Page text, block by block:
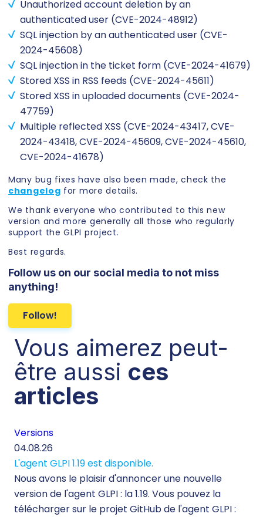
Unauthorized account deletion by an
authenticated user (CVE-2024-48912)
SQL injection by an authenticated user (CVE-
2024-45608)
SQL injection in the ticket form (CVE-2024-41679)
Stored XSS in RSS feeds (CVE-2024-45611)
Stored XSS in uploaded documents (CVE-2024-
47759)
Multiple reflected XSS (CVE-2024-43417, CVE-
2024-43418, CVE-2024-45609, CVE-2024-45610,
CVE-2024-41678)
Many bug fixes have also been made, check the
changelog for more details.
We thank everyone who contributed to this new
version and more generally all those who regularly
support the GLPI project.
Best regards.
Follow us on our social media to not miss
anything!
Follow!
Vous aimerez peut-
être aussi ces
articles
Versions
04.08.26
L'agent GLPI 1.19 est disponible.
Nous avons le plaisir d'annoncer une nouvelle
version de l'agent GLPI : la 1.19. Vous pouvez la
télécharger sur le projet GitHub de l'agent GLPI :